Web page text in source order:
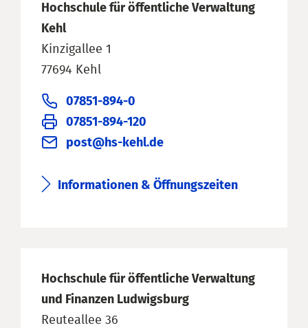
Hochschule für öffentliche Verwaltung
Kehl
Kinzigallee 1
77694 Kehl
07851-894-0
07851-894-120
post@hs-kehl.de
Informationen & Öffnungszeiten
Hochschule für öffentliche Verwaltung
und Finanzen Ludwigsburg
Reuteallee 36